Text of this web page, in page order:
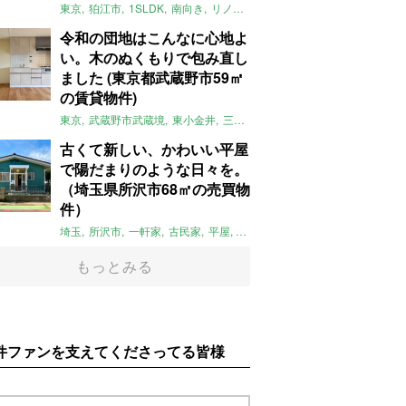
東京 狛江市 1SLDK 南向き リノベ
令和の団地はこんなに心地よ
い。木のぬくもりで包み直し
ました (東京都武蔵野市59㎡
の賃貸物件)
東京 武蔵野市武蔵境 東小金井 三鷹
古くて新しい、かわいい平屋
で陽だまりのような日々を。
（埼玉県所沢市68㎡の売買物
件）
埼玉 所沢市 一軒家 古民家 平屋 庭
もっとみる
ファンを支えてくださってる皆様